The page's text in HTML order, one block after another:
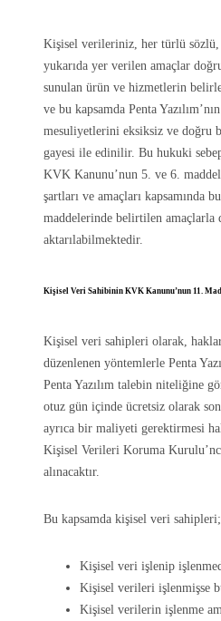
Kişisel verileriniz, her türlü sözlü,
yukarıda yer verilen amaçlar
sunulan ürün ve hizmetlerin
ve bu kapsamda Penta
mesuliyetlerini eksiksiz ve doğru
gayesi ile edinilir. Bu hukuki
KVK Kanunu’nun 5. ve 6.
şartları ve amaçları kapsamında
maddelerinde belirtilen amaçlarla
aktarılabilmektedir.
Kişisel Veri Sahibinin KVK Kanunu’nun 11.
Kişisel veri sahipleri olarak,
düzenlenen yöntemlerle Penta
Penta Yazılım talebin niteliğine
otuz gün içinde ücretsiz olarak
ayrıca bir maliyeti gerektirmesi
Kişisel Verileri Koruma
alınacaktır.
Bu kapsamda kişisel veri sahipleri;
Kişisel veri işlenip
Kişisel verileri işlenmişse
Kişisel verilerin işlenme